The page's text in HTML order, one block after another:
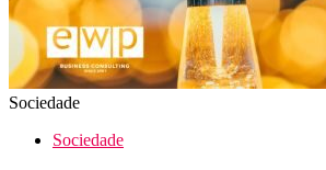
Sociedade
Sociedade